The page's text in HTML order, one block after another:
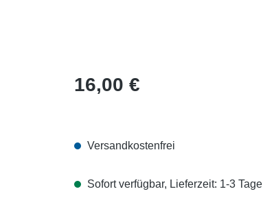
Regulärer Preis:
16,00 €
Versandkostenfrei
Sofort verfügbar, Lieferzeit: 1-3 Tage